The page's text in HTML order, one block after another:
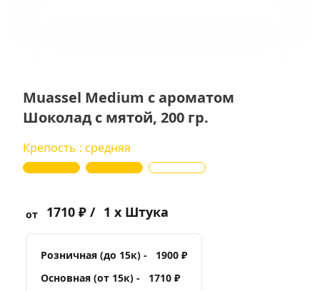
Muassel Medium с ароматом
Шоколад с мятой, 200 гр.
Крепость : средняя
от 1710 ₽ / 1 x Штука
Розничная (до 15к) -
1900 ₽
Основная (от 15к) -
1710 ₽